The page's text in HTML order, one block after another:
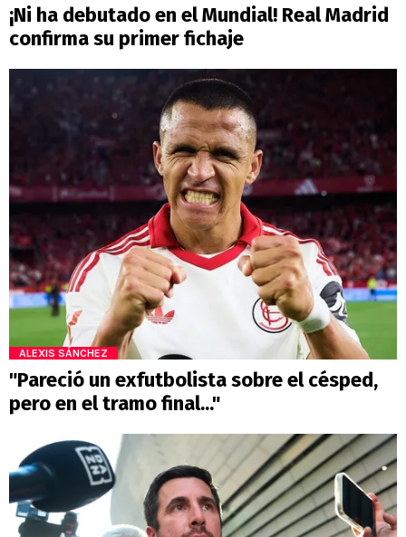
¡Ni ha debutado en el Mundial! Real Madrid
confirma su primer fichaje
ALEXIS SÁNCHEZ
"Pareció un exfutbolista sobre el césped,
pero en el tramo final..."